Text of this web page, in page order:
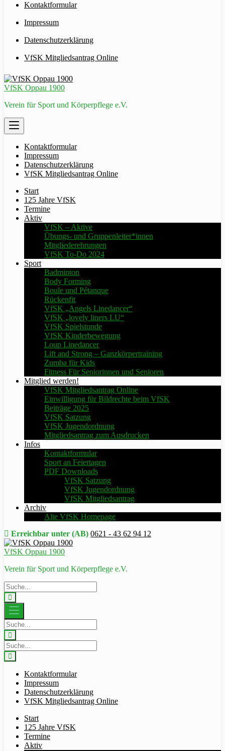
Kontaktformular
Impressum
Datenschutzerklärung
VfSK Mitgliedsantrag Online
VfSK Oppau 1900
Verein für Sport und Körperpflege e.V.
Kontaktformular
Impressum
Datenschutzerklärung
VfSK Mitgliedsantrag Online
Start
125 Jahre VfSK
Termine
Aktiv
VfSK – Aktive
Übungs- und Gruppenleiter*innen
Mitgliederehrungen
VfSK To-Do 2024
Sport
Badminton
Body Forming
Boule und Pétanque
Rückenfit
VfSK „Angels Linedancer“
VfSK „lovely liners LU“
VfSK Spielstunde
VfSK Kinderbewegung
Loup Linedancer
Lift and Strong – Ganzkörpertraining
Zumba für Kids
Fitness Für Seniorinnen und Senioren
Mitglied werden!
VfSK Mitgliedsantrag Online
Einwilligung für Bildrechte beim VfSK
Beiträge 2025
VfSK Satzung
VfSK Jugendordnung
Mitgliedsantrag zum Ausdrucken
Infos
Kontaktformular
Sport an Feiertagen
PDF Downloads
VfSK Satzung
VfSK Jugendordnung
VfSK Mitgliedsantrag
Archiv
Alte VfSK Homepage
Erreichbar unter (AB) 0621 - 43 62 94 12
VfSK Oppau 1900
Verein für Sport und Körperpflege e.V.
Kontaktformular
Impressum
Datenschutzerklärung
VfSK Mitgliedsantrag Online
Start
125 Jahre VfSK
Termine
Aktiv